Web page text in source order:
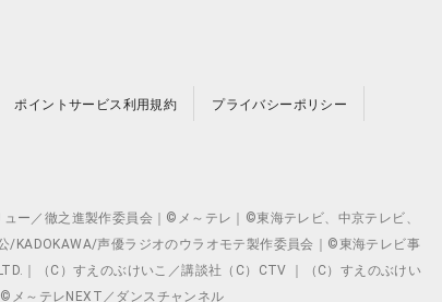
ポイントサービス利用規約 プライバシーポリシー
／徹之進製作委員会｜©メ～テレ｜©東海テレビ、中京テレビ、
/KADOKAWA/声優ラジオのウラオモテ製作委員会｜©東海テレビ事
｜（C）すえのぶけいこ／講談社（C）CTV ｜（C）すえのぶけい
メ～テレNEXT／ダンスチャンネル